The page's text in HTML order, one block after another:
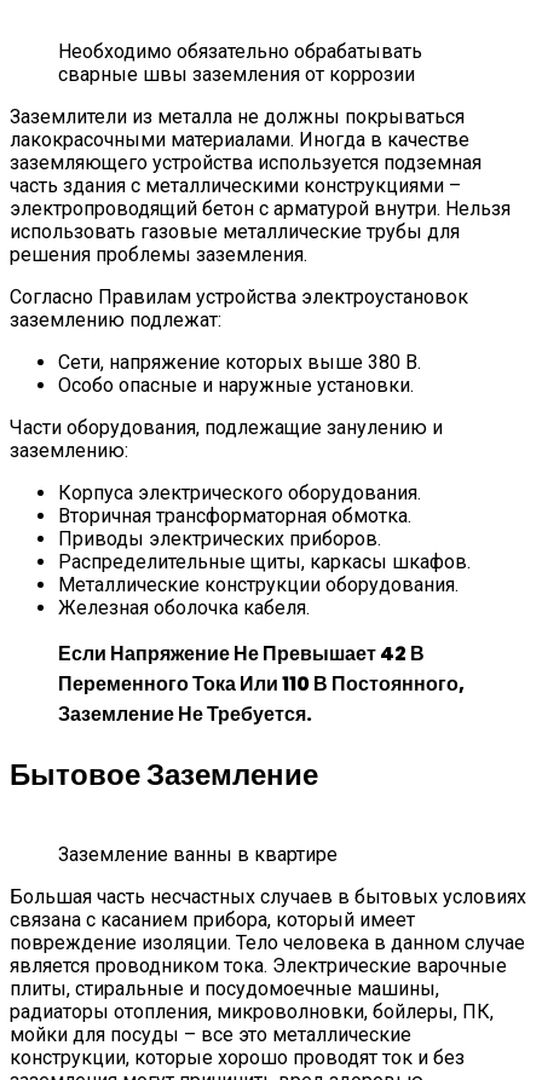
Необходимо обязательно обрабатывать
сварные швы заземления от коррозии
Заземлители из металла не должны покрываться
лакокрасочными материалами. Иногда в качестве
заземляющего устройства используется подземная
часть здания с металлическими конструкциями –
электропроводящий бетон с арматурой внутри. Нельзя
использовать газовые металлические трубы для
решения проблемы заземления.
Согласно Правилам устройства электроустановок
заземлению подлежат:
Сети, напряжение которых выше 380 В.
Особо опасные и наружные установки.
Части оборудования, подлежащие занулению и
заземлению:
Корпуса электрического оборудования.
Вторичная трансформаторная обмотка.
Приводы электрических приборов.
Распределительные щиты, каркасы шкафов.
Металлические конструкции оборудования.
Железная оболочка кабеля.
Если Напряжение Не Превышает 42 В
Переменного Тока Или 110 В Постоянного,
Заземление Не Требуется.
Бытовое Заземление
Заземление ванны в квартире
Большая часть несчастных случаев в бытовых условиях
связана с касанием прибора, который имеет
повреждение изоляции. Тело человека в данном случае
является проводником тока. Электрические варочные
плиты, стиральные и посудомоечные машины,
радиаторы отопления, микроволновки, бойлеры, ПК,
мойки для посуды – все это металлические
конструкции, которые хорошо проводят ток и без